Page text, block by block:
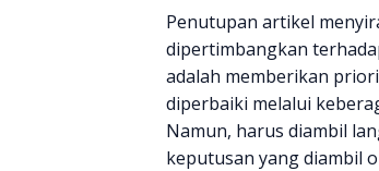
Penutupan artikel
dipertimbangkan
adalah memberikan
diperbaiki melalui
Namun, harus diambil
keputusan yang diambil